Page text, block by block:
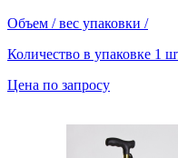
Объем / вес упаковки /
Количество в упаковке 1
Цена по запросу